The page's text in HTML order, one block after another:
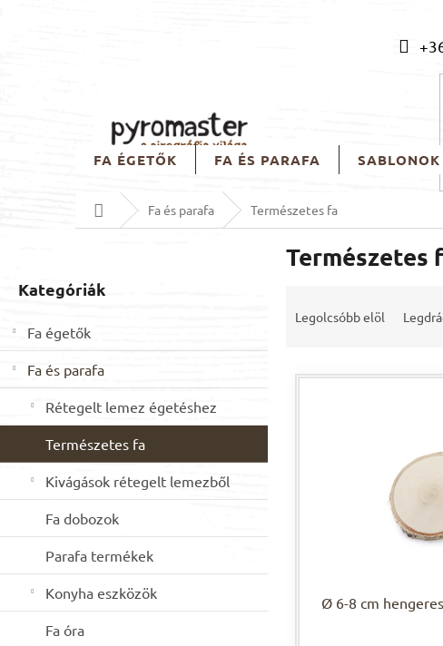
FA ÉGETŐK
FA ÉS PARAFA SABLONOK
KezdőlapFa és parafa Természetes fa
ó
l
átugrása
Kategóriák
Fa égetők
Fa és parafa
Rétegelt lemez égetéshez
Természetes fa
Kivágások rétegelt lemezből
Fa dobozok
Parafa termékek
Konyha eszközök
Fa óra
Természetes
é
Legolcsóbb elöl
T
Ø 6-8 cm